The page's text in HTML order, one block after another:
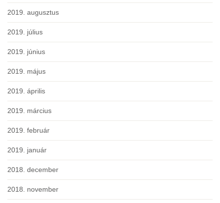
2019. augusztus
2019. július
2019. június
2019. május
2019. április
2019. március
2019. február
2019. január
2018. december
2018. november